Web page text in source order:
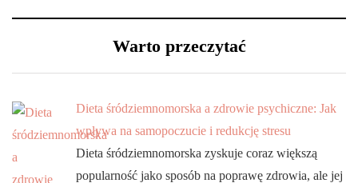
Warto przeczytać
Dieta śródziemnomorska a zdrowie psychiczne: Jak
wpływa na samopoczucie i redukcję stresu
Dieta śródziemnomorska zyskuje coraz większą
popularność jako sposób na poprawę zdrowia, ale jej